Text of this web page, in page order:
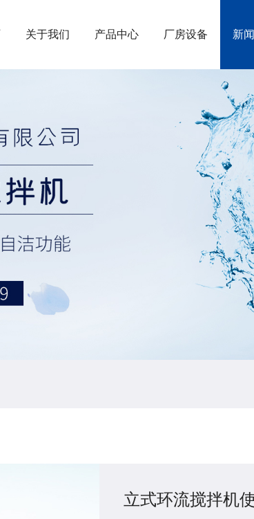
关于我们 产品中心 厂房设备 新
立式环流搅拌机